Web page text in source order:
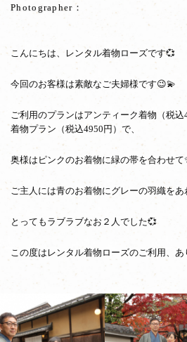
影
Photographer：
こんにちは、レンタル着物ローズです💞
今回のお客様は素敵なご夫婦様です😉💫
ご利用のプランはアンティーク着物（税
着物プラン（税込4950円）で、
奥様はピンクのお着物に緑の帯を合わせて
ご主人には青のお着物にグレーの羽織を
とってもラブラブなお２人でした💞
この度はレンタル着物ローズのご利用、